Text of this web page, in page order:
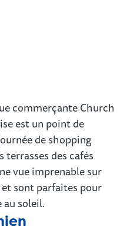
commerçante Church
est un point de
de shopping
terrasses des cafés
vue imprenable sur
sont parfaites pour
soleil.